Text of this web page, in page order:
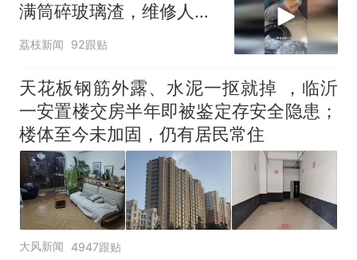
满筒碎玻璃渣，维修人员
称是人为原因，从未见过
荔枝新闻 92跟贴
天花板钢筋外露、水泥一抠就掉 ，临沂
一安置楼交房半年即被鉴定存安全隐患；
楼体至今未加固，仍有居民常住
大风新闻 4947跟贴